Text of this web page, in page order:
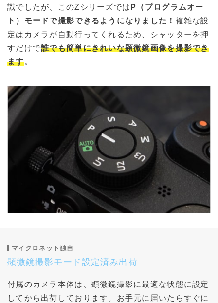
識でしたが、このZシリーズでは P（プログラムオー
ト）モードで撮影できるようになりました！ 複雑な設
定はカメラが自動行ってくれるため、シャッターを押
すだけで誰でも簡単にきれいな顕微鏡画像を撮影でき
ます。
マイクロネット独自
顕微鏡撮影モード設定済み出荷
付属のカメラ本体は、顕微鏡撮影に最適な状態に設定
してから出荷しております。お手元に届いたらすぐに